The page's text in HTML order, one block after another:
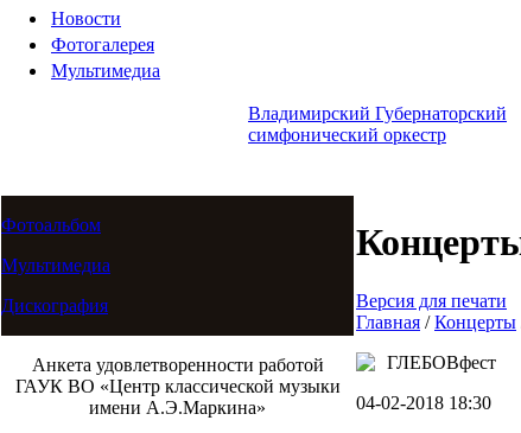
Новости
Фотогалерея
Мультимедиа
Владимирский Губернаторский
симфонический оркестр
Фотоальбом
Мультимедиа
Дискография
Анкета удовлетворенности работой
ГАУК ВО «Центр классической музыки
имени А.Э.Маркина»
Версия для печати
Главная /Концерты
ГЛЕБОВфест
04-02-2018 18:30